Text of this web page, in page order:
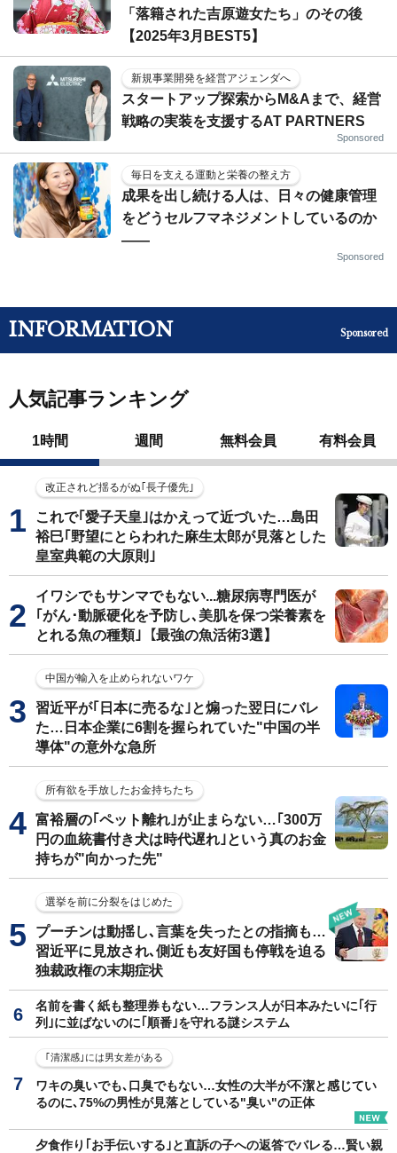
「落籍された吉原遊女たち」のその後
【2025年3月BEST5】
新規事業開発を経営アジェンダへ
スタートアップ探索からM&Aまで、経営
戦略の実装を支援するAT PARTNERS
Sponsored
毎日を支える運動と栄養の整え方
成果を出し続ける人は、日々の健康管理
をどうセルフマネジメントしているのか
——
Sponsored
INFORMATION Sponsored
人気記事ランキング
1時間 週間 無料会員 有料会員
改正されど揺るがぬ｢長子優先｣
これで｢愛子天皇｣はかえって近づいた…島田
裕巳｢野望にとらわれた麻生太郎が見落とした
皇室典範の大原則｣
イワシでもサンマでもない...糖尿病専門医が
｢がん･動脈硬化を予防し､美肌を保つ栄養素を
とれる魚の種類｣【最強の魚活術3選】
中国が輸入を止められないワケ
習近平が｢日本に売るな｣と煽った翌日にバレ
た…日本企業に6割を握られていた"中国の半
導体"の意外な急所
所有欲を手放したお金持ちたち
富裕層の｢ペット離れ｣が止まらない…｢300万
円の血統書付き犬は時代遅れ｣という真のお金
持ちが"向かった先"
選挙を前に分裂をはじめた
プーチンは動揺し､言葉を失ったとの指摘も…
習近平に見放され､側近も友好国も停戦を迫る
独裁政権の末期症状
名前を書く紙も整理券もない…フランス人が日本みたいに｢行
列｣に並ばないのに｢順番｣を守れる謎システム
｢清潔感｣には男女差がある
ワキの臭いでも､口臭でもない…女性の大半が不潔と感じてい
るのに､75%の男性が見落としている"臭い"の正体
夕食作り｢お手伝いする｣と直訴の子への返答でバレる…賢い親